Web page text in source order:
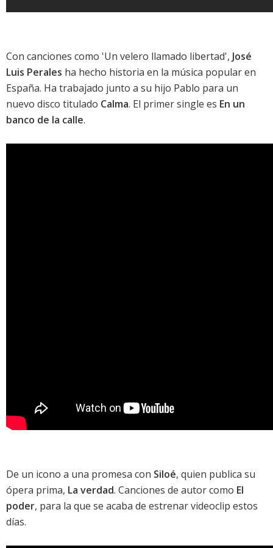
Con canciones como 'Un velero llamado libertad', José
Luis Perales ha hecho historia en la música popular en
España. Ha trabajado junto a su hijo Pablo para un
nuevo disco titulado Calma. El primer single es En un
banco de la calle.
De un icono a una promesa con Siloé, quien publica su
ópera prima, La verdad. Canciones de autor como El
poder, para la que se acaba de estrenar videoclip estos
días.